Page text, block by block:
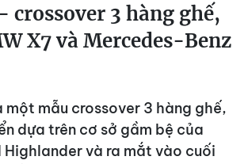
crossover 3 hàng ghế,
X7 và Mercedes-Benz
một mẫu crossover 3 hàng ghế,
dựa trên cơ sở gầm bệ của
Highlander và ra mắt vào cuối